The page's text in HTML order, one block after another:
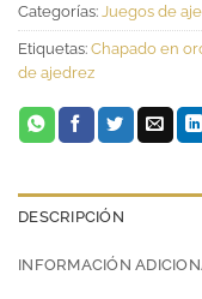
Categorías: Juegos de
Etiquetas: Chapado en
de ajedrez
DESCRIPCIÓN
INFORMACIÓN